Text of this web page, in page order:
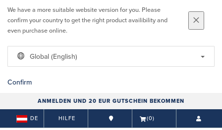
We have a more suitable website version for you. Please
confirm your country to get the right product availibility and
even purchase online.
Global (English)
Confirm
ANMELDEN UND 20 EUR GUTSCHEIN BEKOMMEN
DE HILFE (0)